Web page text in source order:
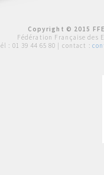
Copyright © 2015
Fédération Française des
: 01 39 44 65 80 | contact :